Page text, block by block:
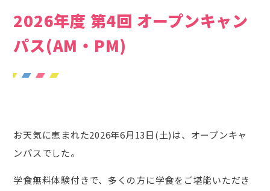
2026年度 第4回 オープンキャン
パス(AM・PM)
お天気に恵まれた2026年6月13日(土)は、オープンキャ
ンパスでした。
学食無料体験付きで、多くの方に学食をご堪能いただき